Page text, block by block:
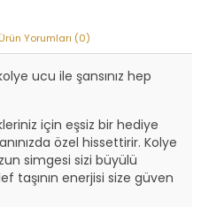
Ürün Yorumları (0)
ucu ile şansınız hep
için eşsiz bir hediye
özel hissettirir. Kolye
simgesi sizi büyülü
taşının enerjisi size güven